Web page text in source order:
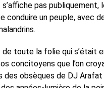
pas publiquement,
conduire un peuple, avec
de toute la folie qui s’était
concitoyens que l’on
des obsèques de DJ